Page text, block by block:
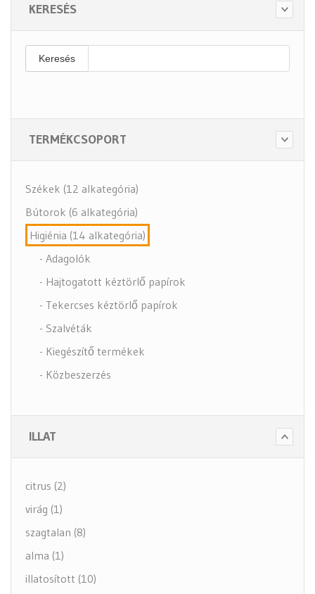
KERESÉS
Keresés
TERMÉKCSOPORT
Székek (12 alkategória)
Bútorok (6 alkategória)
Higiénia (14 alkategória)
- Adagolók
- Hajtogatott kéztörlő papírok
- Tekercses kéztörlő papírok
- Szalvéták
- Kiegészítő termékek
- Közbeszerzés
- Törlő és tisztító papírok
- Hulladék gyűjtők
- Intim betét gyűjtők
- Beteg ápolás
- Toalett papírok
Kiegészítők (5 alkategória)
ILLAT
citrus (2)
virág (1)
szagtalan (8)
alma (1)
illatosított (10)